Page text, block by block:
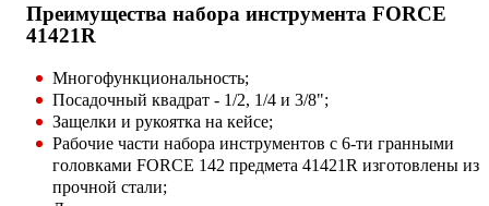
Преимущества набора инструмента FORCE
41421R
Многофункциональность;
Посадочный квадрат - 1/2, 1/4 и 3/8";
Защелки и рукоятка на кейсе;
Рабочие части набора инструментов с 6-ти гранными
головками FORCE 142 предмета 41421R изготовлены из
прочной стали;